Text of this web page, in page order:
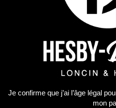
AKASHI BLENDED MEISEI
48,63
LIRE LA
Je confirme que j’ai l’âge légal
mon